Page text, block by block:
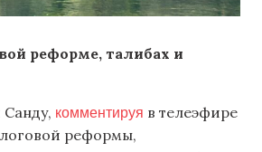
реформе, талибах и
комментируя в телеэфире
реформы,